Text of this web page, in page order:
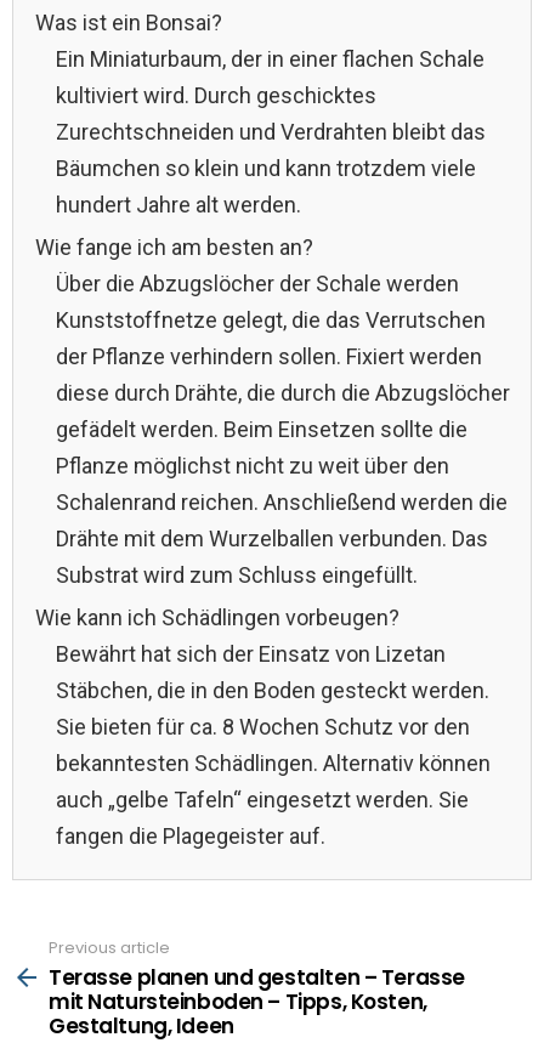
Was ist ein Bonsai?
Ein Miniaturbaum, der in einer flachen Schale
kultiviert wird. Durch geschicktes
Zurechtschneiden und Verdrahten bleibt das
Bäumchen so klein und kann trotzdem viele
hundert Jahre alt werden.
Wie fange ich am besten an?
Über die Abzugslöcher der Schale werden
Kunststoffnetze gelegt, die das Verrutschen
der Pflanze verhindern sollen. Fixiert werden
diese durch Drähte, die durch die Abzugslöcher
gefädelt werden. Beim Einsetzen sollte die
Pflanze möglichst nicht zu weit über den
Schalenrand reichen. Anschließend werden die
Drähte mit dem Wurzelballen verbunden. Das
Substrat wird zum Schluss eingefüllt.
Wie kann ich Schädlingen vorbeugen?
Bewährt hat sich der Einsatz von Lizetan
Stäbchen, die in den Boden gesteckt werden.
Sie bieten für ca. 8 Wochen Schutz vor den
bekanntesten Schädlingen. Alternativ können
auch „gelbe Tafeln“ eingesetzt werden. Sie
fangen die Plagegeister auf.
more
Previous article
Terasse planen und gestalten – Terasse
mit Natursteinboden – Tipps, Kosten,
Gestaltung, Ideen